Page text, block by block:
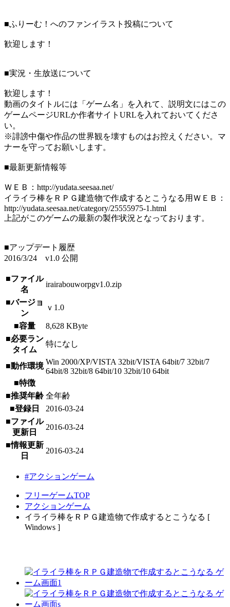
■ふりーむ！へのファンイラスト投稿について
歓迎します！
■実況・生放送について
歓迎します！
動画のタイトルには「ゲーム名」を入れて、説明文にはこの
ゲームページURLか作者サイトURLを入れておいてくださ
い。
※誹謗中傷や作品の世界観を壊すものはお控えください。マ
ナーを守ってお願いします。
■最新更新情報等
ＷＥＢ：http://yudata.seesaa.net/
イライラ棒をＲＰＧ建造物で作成するとこうなる用ＷＥＢ：
http://yudata.seesaa.net/category/25555975-1.html
上記がこのゲームの最新の製作状況となっております。
■アップデート履歴
2016/3/24 v1.0 公開
■ファイル
名
irairabouworpgv1.0.zip
■バージョ
ン
ｖ1.0
■容量
8,628 KByte
■必要ラン
タイム
特になし
■動作環境 Win 2000/XP/VISTA 32bit/VISTA 64bit/7 32bit/7
64bit/8 32bit/8 64bit/10 32bit/10 64bit
■特徴
■推奨年齢 全年齢
■登録日
2016-03-24
■ファイル
更新日
2016-03-24
■情報更新
日
2016-03-24
#アクションゲーム
フリーゲームTOP
アクションゲーム
イライラ棒をＲＰＧ建造物で作成するとこうなる [
Windows ]